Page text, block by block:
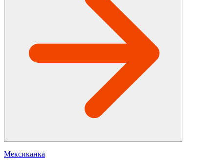
Мексиканка